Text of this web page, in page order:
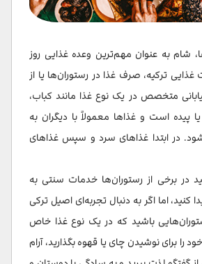
ترکیه
برای بچه ها
شام به عنوان مهم‌ترین وعده غذایی روز
ترکیه، صرف غذا در رستوران‌ها یا از
متخصص در یک نوع غذا مانند کباب،
پیده است و غذاها معمولاً با دیگران به
در ابتدا غذاهای سرد و سپس غذاهای
در برخی از رستوران‌ها خدمات سنتی به
کنید، اما اگر به دنبال تجربه‌ای اصیل ترکی
باشید که در یک نوع غذا خاص
برای نوشیدن چای یا قهوه بگذارید، آرام